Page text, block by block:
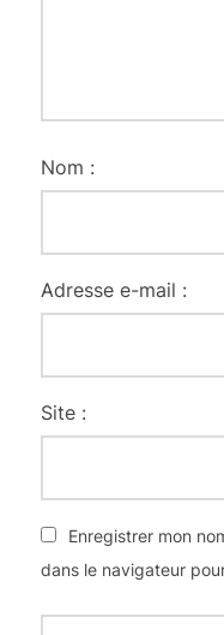
Nom :
Adresse e-mail :
Site :
Enregistrer mon
dans le navigateur